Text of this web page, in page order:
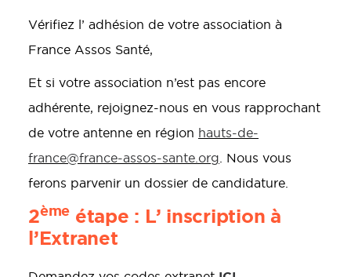
Vérifiez l’ adhésion de votre association à
France Assos Santé,
Et si votre association n’est pas encore
adhérente, rejoignez-nous en vous rapprochant
de votre antenne en région hauts-de-
france@france-assos-sante.org . Nous vous
ferons parvenir un dossier de candidature.
2ème étape : L’ inscription à
l’Extranet